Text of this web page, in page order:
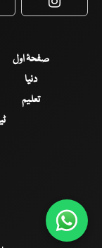
صفحۂ اول
دنیا
تعلیم